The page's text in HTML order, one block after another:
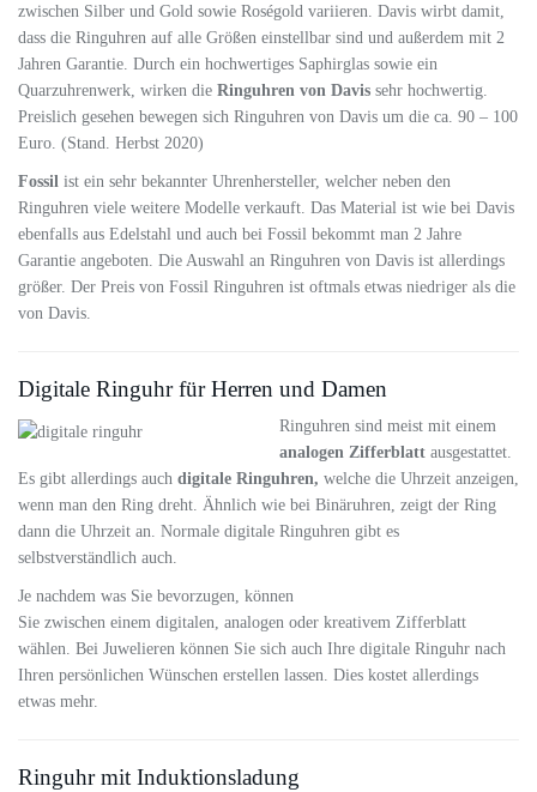
zwischen Silber und Gold sowie Roségold variieren. Davis wirbt damit,
dass die Ringuhren auf alle Größen einstellbar sind und außerdem mit 2
Jahren Garantie. Durch ein hochwertiges Saphirglas sowie ein
Quarzuhrenwerk, wirken die Ringuhren von Davis sehr hochwertig.
Preislich gesehen bewegen sich Ringuhren von Davis um die ca. 90 – 100
Euro. (Stand. Herbst 2020)
Fossil ist ein sehr bekannter Uhrenhersteller, welcher neben den
Ringuhren viele weitere Modelle verkauft. Das Material ist wie bei Davis
ebenfalls aus Edelstahl und auch bei Fossil bekommt man 2 Jahre
Garantie angeboten. Die Auswahl an Ringuhren von Davis ist allerdings
größer. Der Preis von Fossil Ringuhren ist oftmals etwas niedriger als die
von Davis.
Digitale Ringuhr für Herren und Damen
Ringuhren sind meist mit einem
analogen Zifferblatt ausgestattet.
Es gibt allerdings auch digitale Ringuhren, welche die Uhrzeit anzeigen,
wenn man den Ring dreht. Ähnlich wie bei Binäruhren, zeigt der Ring
dann die Uhrzeit an. Normale digitale Ringuhren gibt es
selbstverständlich auch.
Je nachdem was Sie bevorzugen, können
Sie zwischen einem digitalen, analogen oder kreativem Zifferblatt
wählen. Bei Juwelieren können Sie sich auch Ihre digitale Ringuhr nach
Ihren persönlichen Wünschen erstellen lassen. Dies kostet allerdings
etwas mehr.
Ringuhr mit Induktionsladung